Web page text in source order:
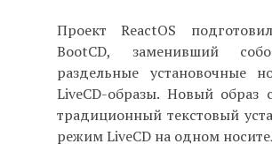
Проект ReactOS
BootCD, заменивший
раздельные установочные
LiveCD-образы. Новый образ
традиционный текстовый
режим LiveCD на одном